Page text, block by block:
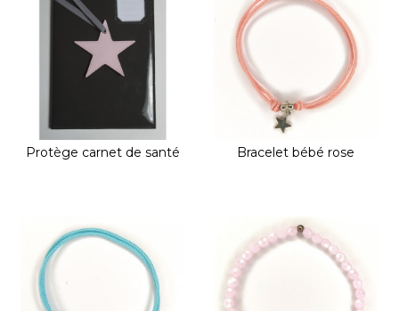
Protège carnet de santé Bracelet bébé rose